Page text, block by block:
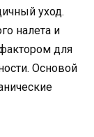
уход.
налета и
для
Основой